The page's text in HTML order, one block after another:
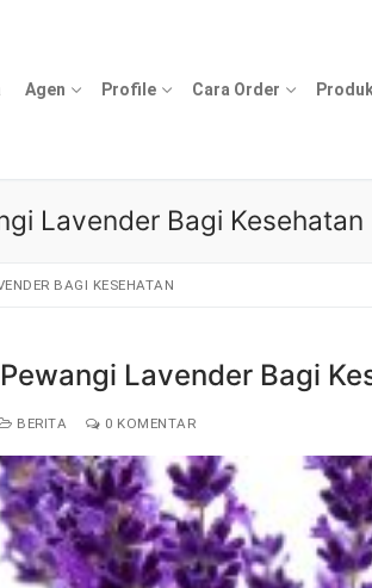
Agen Profile Cara Order
Lavender Bagi Kesehatan
BAGI KESEHATAN
Lavender Bagi
BERITA 0 KOMENTAR